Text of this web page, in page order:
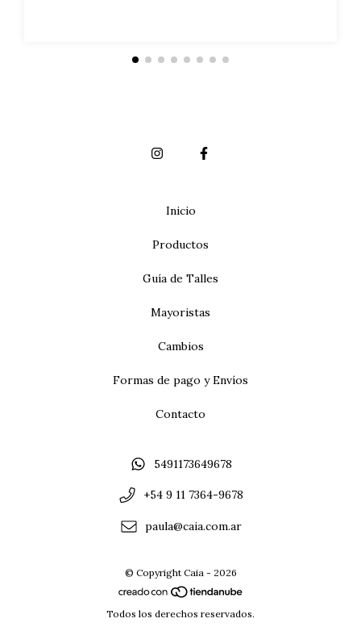
Inicio
Productos
Guía de Talles
Mayoristas
Cambios
Formas de pago y Envíos
Contacto
5491173649678
+54 9 11 7364-9678
paula@caia.com.ar
© Copyright Caia - 2026
Todos los derechos reservados.